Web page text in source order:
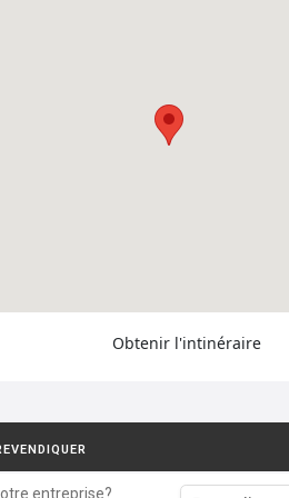
Obtenir l'intinéraire
entreprise?